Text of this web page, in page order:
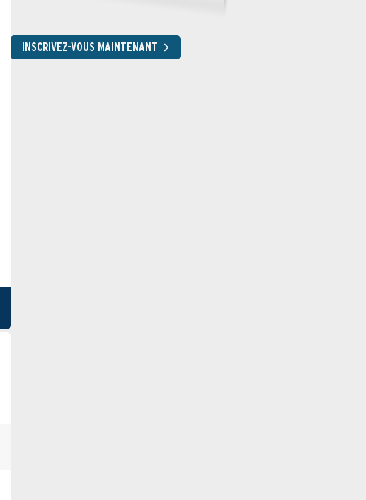
INSCRIVEZ-VOUS MAINTENANT